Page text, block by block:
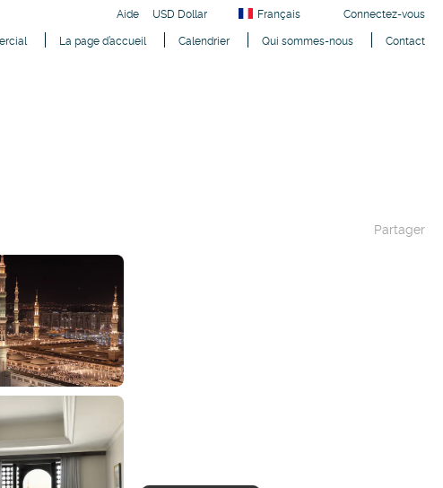
Aide USD Dollar Français
Connectez-vous
La page d’accueil Calendrier Qui sommes-nous Contact
Partager